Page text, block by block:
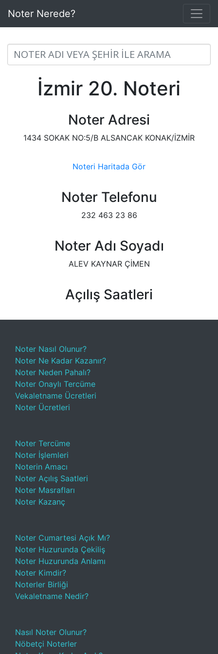
Noter Nerede?
İzmir 20. Noteri
Noter Adresi
1434 SOKAK NO:5/B ALSANCAK KONAK/İZMİR
Noteri Haritada Gör
Noter Telefonu
232 463 23 86
Noter Adı Soyadı
ALEV KAYNAR ÇİMEN
Açılış Saatleri
Noter Nasıl Olunur?
Noter Ne Kadar Kazanır?
Noter Neden Pahalı?
Noter Onaylı Tercüme
Vekaletname Ücretleri
Noter Ücretleri
Noter Tercüme
Noter İşlemleri
Noterin Amacı
Noter Açılış Saatleri
Noter Masrafları
Noter Kazanç
Noter Cumartesi Açık Mı?
Noter Huzurunda Çekiliş
Noter Huzurunda Anlamı
Noter Kimdir?
Noterler Birliği
Vekaletname Nedir?
Nasıl Noter Olunur?
Nöbetçi Noterler